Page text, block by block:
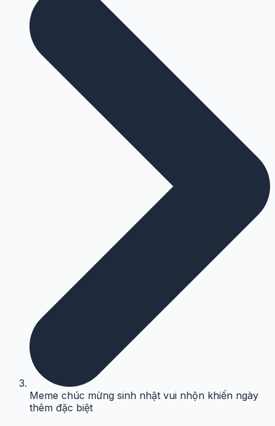
Meme chúc mừng sinh nhật vui nhộn khiến ngày
thêm đặc biệt